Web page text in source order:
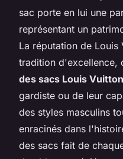
sac porte en lui une
représentant un
La réputation de Louis
tradition d'excellence,
des sacs Louis Vuitton
gardiste ou de leur
des styles masculins
enracinés dans
des sacs fait de